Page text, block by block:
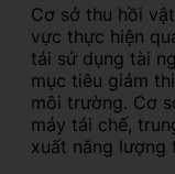
Cơ sở thu hồi
vực thực hiện
tái sử dụng tài
mục tiêu giảm
môi trường. Cơ
máy tái chế,
xuất năng lượng